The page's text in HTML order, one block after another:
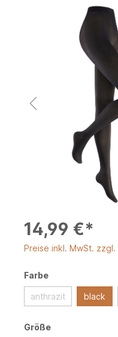
14,99 €*
Preise inkl. MwSt.
Farbe
anthrazit black
Größe